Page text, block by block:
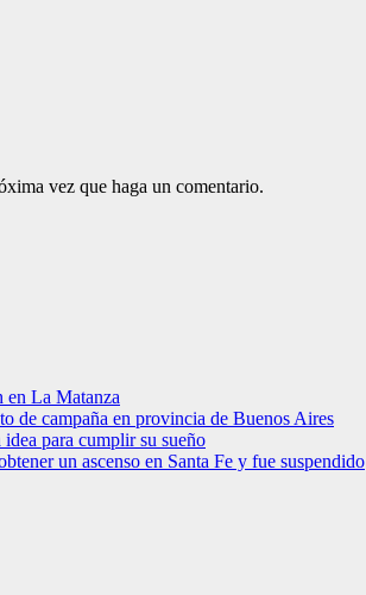
vez que haga un comentario.
en La Matanza
de campaña en provincia de Buenos Aires
para cumplir su sueño
un ascenso en Santa Fe y fue suspendido